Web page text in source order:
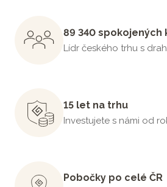
89 340 spokojených
Lídr českého trhu s
15 let na trhu
Investujete s námi od
Pobočky po celé ČR